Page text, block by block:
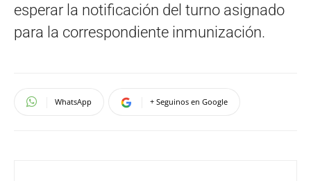
esperar la notificación del turno asignado
para la correspondiente inmunización.
WhatsApp + Seguinos en Google